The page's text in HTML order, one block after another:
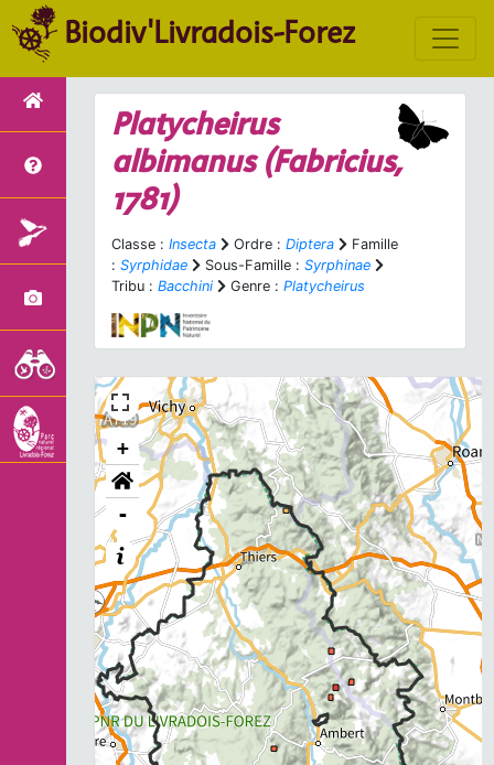
Biodiv'Livradois-Forez
Platycheirus
albimanus(Fabricius,
1781)
Classe : Insecta Ordre : Diptera
Famille
: Syrphidae Sous-Famille : Syrphinae
Tribu : Bacchini Genre : Platycheirus
+
-